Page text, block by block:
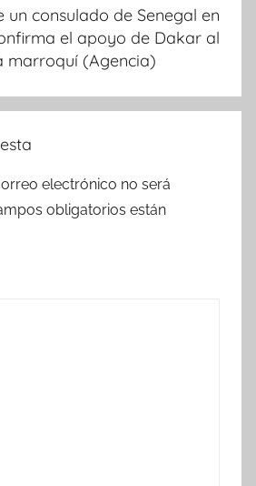
consulado de Senegal en
el apoyo de Dakar al
marroquí (Agencia)
electrónico no será
obligatorios están